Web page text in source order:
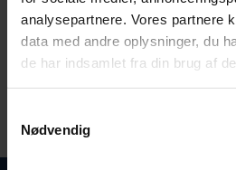
analysepartnere. Vores partnere
data med andre oplysninger, du
de har indsamlet fra din brug af
Nødvendig